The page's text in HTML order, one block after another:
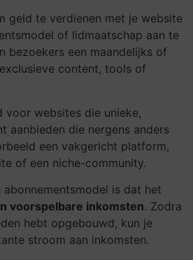
geld te verdienen met je website
of lidmaatschap aan te
bezoekers een maandelijks of
content, tools of
websites die unieke,
aanbieden die nergens anders
een vakgericht platform,
of een niche-community.
is dat het
voorspelbare inkomsten. Zodra
hebt opgebouwd, kun je
stroom aan inkomsten.